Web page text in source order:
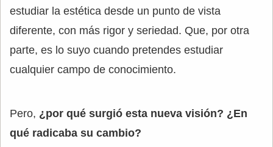
estudiar la estética desde un punto de vista
diferente, con más rigor y seriedad. Que, por otra
parte, es lo suyo cuando pretendes estudiar
cualquier campo de conocimiento.
Pero, ¿por qué surgió esta nueva visión? ¿En
qué radicaba su cambio?